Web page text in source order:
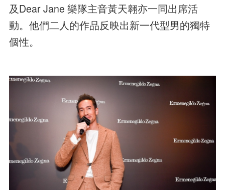
及Dear Jane 樂隊主音黃天翱亦一同出席活
動。他們二人的作品反映出新一代型男的獨特
個性。